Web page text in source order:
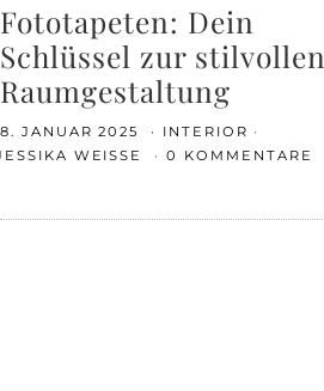
Fototapeten: Dein
Schlüssel zur stilvollen
Raumgestaltung
8. JANUAR 2025
INTERIOR
WEISSE
0 KOMMENTARE